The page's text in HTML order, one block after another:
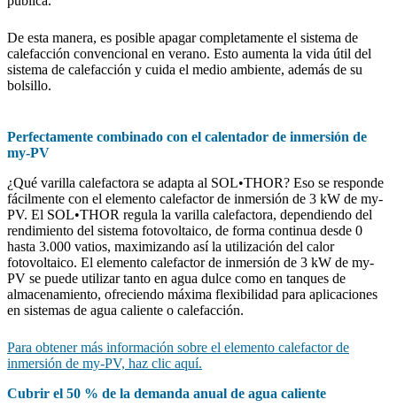
De esta manera, es posible apagar completamente el sistema de
calefacción convencional en verano. Esto aumenta la vida útil del
sistema de calefacción y cuida el medio ambiente, además de su
bolsillo.
Perfectamente combinado con el calentador de inmersión de
my-PV
¿Qué varilla calefactora se adapta al SOL•THOR? Eso se responde
fácilmente con el elemento calefactor de inmersión de 3 kW de my-
PV. El SOL•THOR regula la varilla calefactora, dependiendo del
rendimiento del sistema fotovoltaico, de forma continua desde 0
hasta 3.000 vatios, maximizando así la utilización del calor
fotovoltaico. El elemento calefactor de inmersión de 3 kW de my-
PV se puede utilizar tanto en agua dulce como en tanques de
almacenamiento, ofreciendo máxima flexibilidad para aplicaciones
en sistemas de agua caliente o calefacción.
Para obtener más información sobre el elemento calefactor de
inmersión de my-PV, haz clic aquí.
Cubrir el 50 % de la demanda anual de agua caliente